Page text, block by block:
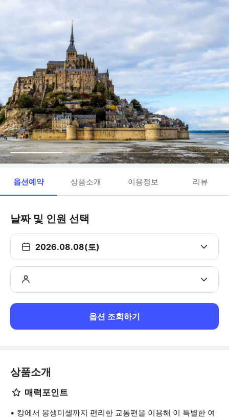
옵션예약 상품소개 이용정보 리뷰
날짜 및 인원 선택
2026.08.08(토)
옵션 조회하기
상품소개
매력포인트
캉에서 몽생미셸까지 편리한 교통편을 이용해 이 특별한 여